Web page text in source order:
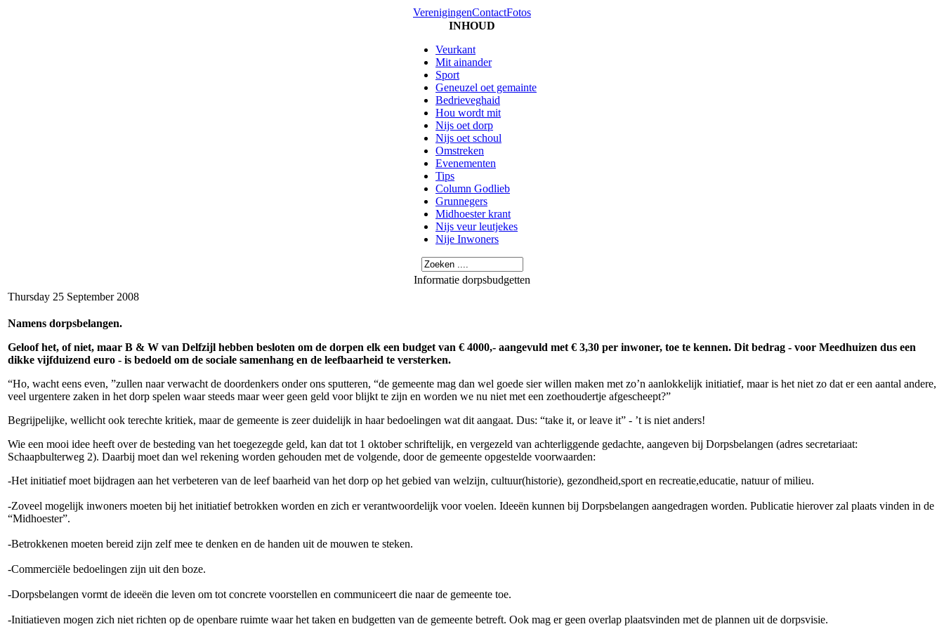
VerenigingenContactFotos
INHOUD
Veurkant
Mit ainander
Sport
Geneuzel oet gemainte
Bedrieveghaid
Hou wordt mit
Nijs oet dorp
Nijs oet schoul
Omstreken
Evenementen
Tips
Column Godlieb
Grunnegers
Midhoester krant
Nijs veur leutjekes
Nije Inwoners
Informatie dorpsbudgetten
Thursday 25 September 2008
Namens dorpsbelangen.
Geloof het, of niet, maar B & W van Delfzijl hebben besloten om de dorpen elk een budget van € 4000,- aangevuld met € 3,30 per inwoner, toe te kennen. Dit bedrag - voor Meedhuizen dus een
dikke vijfduizend euro - is bedoeld om de sociale samenhang en de leefbaarheid te versterken.
“Ho, wacht eens even, ”zullen naar verwacht de doordenkers onder ons sputteren, “de gemeente mag dan wel goede sier willen maken met zo’n aanlokkelijk initiatief, maar is het niet zo dat er een aantal andere,
veel urgentere zaken in het dorp spelen waar steeds maar weer geen geld voor blijkt te zijn en worden we nu niet met een zoethoudertje afgescheept?”
Begrijpelijke, wellicht ook terechte kritiek, maar de gemeente is zeer duidelijk in haar bedoelingen wat dit aangaat. Dus: “take it, or leave it” - ’t is niet anders!
Wie een mooi idee heeft over de besteding van het toegezegde geld, kan dat tot 1 oktober schriftelijk, en vergezeld van achterliggende gedachte, aangeven bij Dorpsbelangen (adres secretariaat:
Schaapbulterweg 2). Daarbij moet dan wel rekening worden gehouden met de volgende, door de gemeente opgestelde voorwaarden:
-Het initiatief moet bijdragen aan het verbeteren van de leef baarheid van het dorp op het gebied van welzijn, cultuur(historie), gezondheid,sport en recreatie,educatie, natuur of milieu.
-Zoveel mogelijk inwoners moeten bij het initiatief betrokken worden en zich er verantwoordelijk voor voelen. Ideeën kunnen bij Dorpsbelangen aangedragen worden. Publicatie hierover zal plaats vinden in de
“Midhoester”.
-Betrokkenen moeten bereid zijn zelf mee te denken en de handen uit de mouwen te steken.
-Commerciële bedoelingen zijn uit den boze.
-Dorpsbelangen vormt de ideeën die leven om tot concrete voorstellen en communiceert die naar de gemeente toe.
-Initiatieven mogen zich niet richten op de openbare ruimte waar het taken en budgetten van de gemeente betreft. Ook mag er geen overlap plaatsvinden met de plannen uit de dorpsvisie.